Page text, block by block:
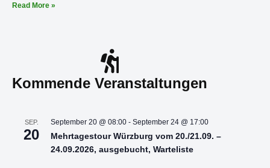
Read More »
Kommende Veranstaltungen
SEP.
20
September 20 @ 08:00 - September 24 @ 17:00
Mehrtagestour Würzburg vom 20./21.09. –
24.09.2026, ausgebucht, Warteliste